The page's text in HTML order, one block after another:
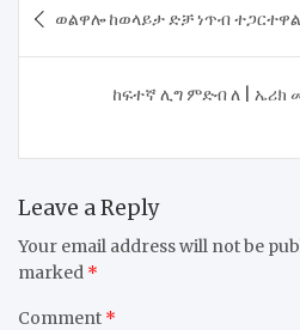
navigation
​ወልዋሎ ከወላይታ ድቻ ነጥብ ተጋርተዋል
​ከፍተኛ ሊግ ምድብ ለ | ኤሪክ
Leave a Reply
Your email address will not be
marked *
Comment *